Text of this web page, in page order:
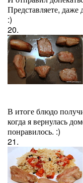
Представляете,
:)
20.
В итоге блюдо
когда я вернулась
понравилось. :)
21.